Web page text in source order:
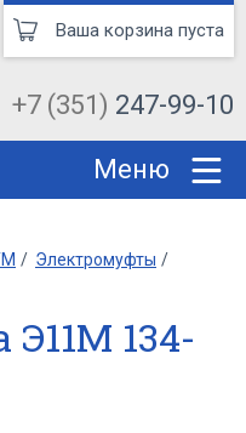
+7 (351) 247-99-10
Ваша корзина пуста
Меню
Электромуфты
134-